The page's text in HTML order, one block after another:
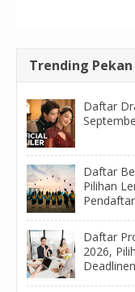
Trending
Daftar
Daftar
Pilihan
Daftar
2026,